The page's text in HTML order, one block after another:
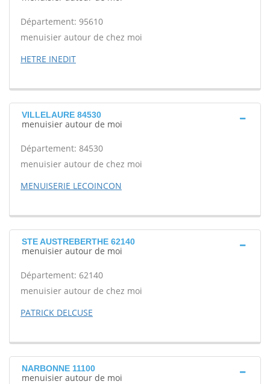
Département: 95610
menuisier autour de chez moi
HETRE INEDIT
VILLELAURE 84530
menuisier autour de moi
Département: 84530
menuisier autour de chez moi
MENUISERIE LECOINCON
STE AUSTREBERTHE 62140
menuisier autour de moi
Département: 62140
menuisier autour de chez moi
PATRICK DELCUSE
NARBONNE 11100
menuisier autour de moi